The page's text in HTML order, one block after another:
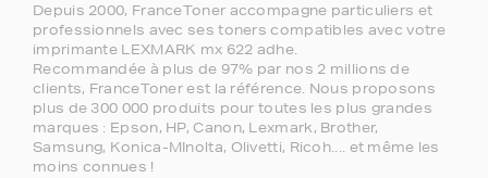
Depuis 2000, FranceToner accompagne particuliers et
professionnels avec ses toners compatibles avec votre
imprimante LEXMARK mx 622 adhe.
Recommandée à plus de 97% par nos 2 millions de
clients, FranceToner est la référence. Nous proposons
plus de 300 000 produits pour toutes les plus grandes
marques : Epson, HP, Canon, Lexmark, Brother,
Samsung, Konica-MInolta, Olivetti, Ricoh.... et même les
moins connues !